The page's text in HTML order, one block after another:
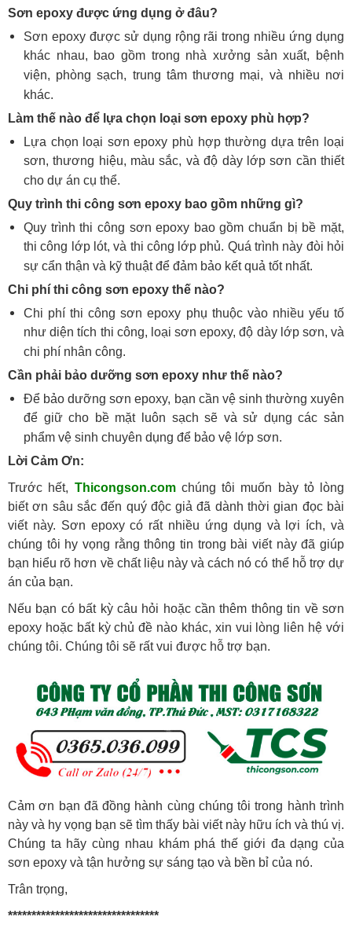
Sơn epoxy được ứng dụng ở đâu?
Sơn epoxy được sử dụng rộng rãi trong nhiều ứng dụng
khác nhau, bao gồm trong nhà xưởng sản xuất, bệnh
viện, phòng sạch, trung tâm thương mại, và nhiều nơi
khác.
Làm thế nào để lựa chọn loại sơn epoxy phù hợp?
Lựa chọn loại sơn epoxy phù hợp thường dựa trên loại
sơn, thương hiệu, màu sắc, và độ dày lớp sơn cần thiết
cho dự án cụ thể.
Quy trình thi công sơn epoxy bao gồm những gì?
Quy trình thi công sơn epoxy bao gồm chuẩn bị bề mặt,
thi công lớp lót, và thi công lớp phủ. Quá trình này đòi hỏi
sự cẩn thận và kỹ thuật để đảm bảo kết quả tốt nhất.
Chi phí thi công sơn epoxy thế nào?
Chi phí thi công sơn epoxy phụ thuộc vào nhiều yếu tố
như diện tích thi công, loại sơn epoxy, độ dày lớp sơn, và
chi phí nhân công.
Cần phải bảo dưỡng sơn epoxy như thế nào?
Để bảo dưỡng sơn epoxy, bạn cần vệ sinh thường xuyên
để giữ cho bề mặt luôn sạch sẽ và sử dụng các sản
phẩm vệ sinh chuyên dụng để bảo vệ lớp sơn.
Lời Cảm Ơn:
Trước hết, Thicongson.comchúng tôi muốn bày tỏ lòng
biết ơn sâu sắc đến quý độc giả đã dành thời gian đọc bài
viết này. Sơn epoxy có rất nhiều ứng dụng và lợi ích, và
chúng tôi hy vọng rằng thông tin trong bài viết này đã giúp
bạn hiểu rõ hơn về chất liệu này và cách nó có thể hỗ trợ dự
án của bạn.
Nếu bạn có bất kỳ câu hỏi hoặc cần thêm thông tin về sơn
epoxy hoặc bất kỳ chủ đề nào khác, xin vui lòng liên hệ với
chúng tôi. Chúng tôi sẽ rất vui được hỗ trợ bạn.
Cảm ơn bạn đã đồng hành cùng chúng tôi trong hành trình
này và hy vọng bạn sẽ tìm thấy bài viết này hữu ích và thú vị.
Chúng ta hãy cùng nhau khám phá thế giới đa dạng của
sơn epoxy và tận hưởng sự sáng tạo và bền bỉ của nó.
Trân trọng,
********************************